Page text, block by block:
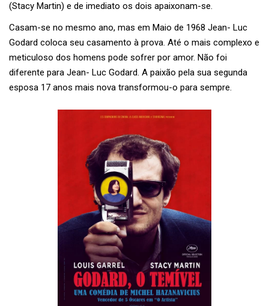
(Stacy Martin) e de imediato os dois apaixonam-se.
Casam-se no mesmo ano, mas em Maio de 1968 Jean- Luc
Godard coloca seu casamento à prova. Até o mais complexo e
meticuloso dos homens pode sofrer por amor. Não foi
diferente para Jean- Luc Godard. A paixão pela sua segunda
esposa 17 anos mais nova transformou-o para sempre.